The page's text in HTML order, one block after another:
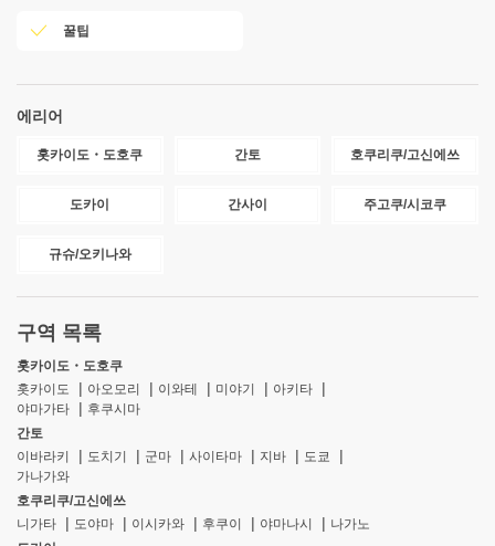
꿀팁
에리어
홋카이도・도호쿠 간토 호쿠리쿠/고신에쓰
도카이 간사이 주고쿠/시코쿠
규슈/오키나와
구역 목록
홋카이도・도호쿠
홋카이도
아오모리 이와테 미야기
아키타
야마가타
후쿠시마
간토
이바라키
도치기 군마 사이타마 지바
도쿄
가나가와
호쿠리쿠/고신에쓰
니가타
도야마 이시카와 후쿠이 야마나시
나가노